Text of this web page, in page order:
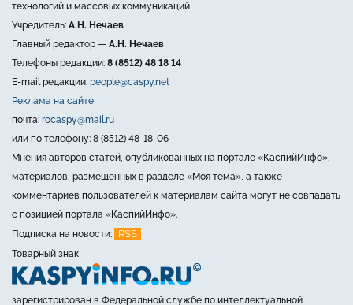
технологий и массовых коммуникаций
Учредитель: А.Н. Нечаев
Главный редактор — А.Н. Нечаев
Телефоны редакции: 8 (8512) 48 18 14
E-mail редакции: people@caspy.net
Реклама на сайте
почта: rocaspy@mail.ru
или по телефону: 8 (8512) 48-18-06
Мнения авторов статей, опубликованных на портале «КаспийИнфо»,
материалов, размещённых в разделе «Моя тема», а также
комментариев пользователей к материалам сайта могут не совпадать
с позицией портала «КаспийИнфо».
Подписка на новости:
RSS
Товарный знак
зарегистрирован в Федеральной службе по интеллектуальной